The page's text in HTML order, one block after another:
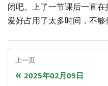
闭吧。上了一节课后一直
爱好占用了太多时间，不够
上一页
2025年02月09日